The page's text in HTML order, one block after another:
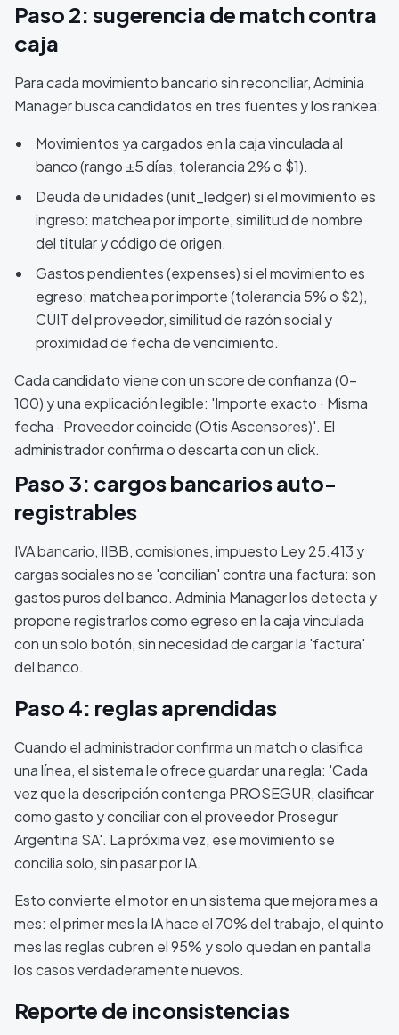
Paso 2: sugerencia de match contra
caja
Para cada movimiento bancario sin reconciliar, Adminia
Manager busca candidatos en tres fuentes y los rankea:
Movimientos ya cargados en la caja vinculada al
banco (rango ±5 días, tolerancia 2% o $1).
Deuda de unidades (unit_ledger) si el movimiento es
ingreso: matchea por importe, similitud de nombre
del titular y código de origen.
Gastos pendientes (expenses) si el movimiento es
egreso: matchea por importe (tolerancia 5% o $2),
CUIT del proveedor, similitud de razón social y
proximidad de fecha de vencimiento.
Cada candidato viene con un score de confianza (0-
100) y una explicación legible: 'Importe exacto · Misma
fecha · Proveedor coincide (Otis Ascensores)'. El
administrador confirma o descarta con un click.
Paso 3: cargos bancarios auto-
registrables
IVA bancario, IIBB, comisiones, impuesto Ley 25.413 y
cargas sociales no se 'concilian' contra una factura: son
gastos puros del banco. Adminia Manager los detecta y
propone registrarlos como egreso en la caja vinculada
con un solo botón, sin necesidad de cargar la 'factura'
del banco.
Paso 4: reglas aprendidas
Cuando el administrador confirma un match o clasifica
una línea, el sistema le ofrece guardar una regla: 'Cada
vez que la descripción contenga PROSEGUR, clasificar
como gasto y conciliar con el proveedor Prosegur
Argentina SA'. La próxima vez, ese movimiento se
concilia solo, sin pasar por IA.
Esto convierte el motor en un sistema que mejora mes a
mes: el primer mes la IA hace el 70% del trabajo, el quinto
mes las reglas cubren el 95% y solo quedan en pantalla
los casos verdaderamente nuevos.
Reporte de inconsistencias